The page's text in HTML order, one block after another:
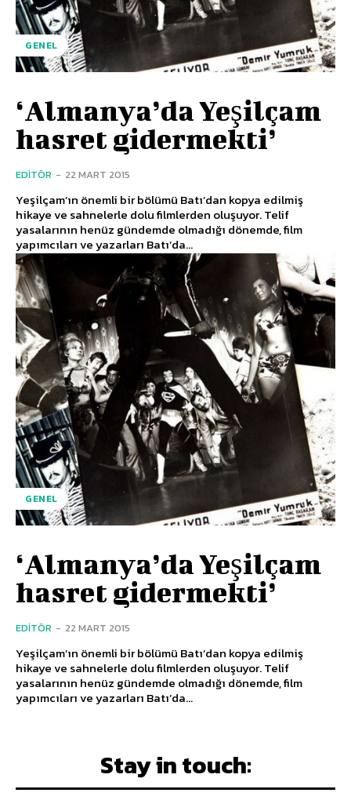
GENEL
‘Almanya’da Yeşilçam
hasret gidermekti’
EDITÖR - 22 MART 2015
Yeşilçam’ın önemli bir bölümü Batı’dan kopya edilmiş
hikaye ve sahnelerle dolu filmlerden oluşuyor. Telif
yasalarının henüz gündemde olmadığı dönemde, film
yapımcıları ve yazarları Batı’da...
GENEL
‘Almanya’da Yeşilçam
hasret gidermekti’
EDITÖR - 22 MART 2015
Yeşilçam’ın önemli bir bölümü Batı’dan kopya edilmiş
hikaye ve sahnelerle dolu filmlerden oluşuyor. Telif
yasalarının henüz gündemde olmadığı dönemde, film
yapımcıları ve yazarları Batı’da...
Stay in touch: